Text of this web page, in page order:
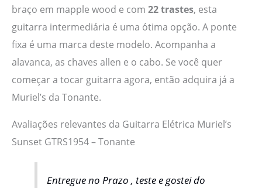
braço em mapple wood e com 22 trastes, esta
guitarra intermediária é uma ótima opção. A ponte
fixa é uma marca deste modelo. Acompanha a
alavanca, as chaves allen e o cabo. Se você quer
começar a tocar guitarra agora, então adquira já a
Muriel’s da Tonante.
Avaliações relevantes da Guitarra Elétrica Muriel’s
Sunset GTRS1954 – Tonante
Entregue no Prazo , teste e gostei do